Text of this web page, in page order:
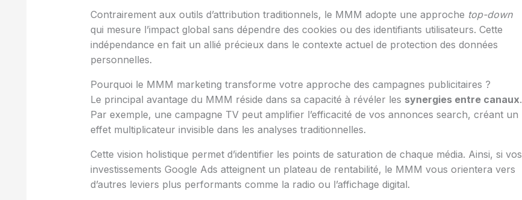
Contrairement aux outils d’attribution traditionnels, le MMM adopte une approche top-down
qui mesure l’impact global sans dépendre des cookies ou des identifiants utilisateurs. Cette
indépendance en fait un allié précieux dans le contexte actuel de protection des données
personnelles.
Pourquoi le MMM marketing transforme votre approche des campagnes publicitaires ?
Le principal avantage du MMM réside dans sa capacité à révéler les synergies entre canaux.
Par exemple, une campagne TV peut amplifier l’efficacité de vos annonces search, créant un
effet multiplicateur invisible dans les analyses traditionnelles.
Cette vision holistique permet d’identifier les points de saturation de chaque média. Ainsi, si vos
investissements Google Ads atteignent un plateau de rentabilité, le MMM vous orientera vers
d’autres leviers plus performants comme la radio ou l’affichage digital.